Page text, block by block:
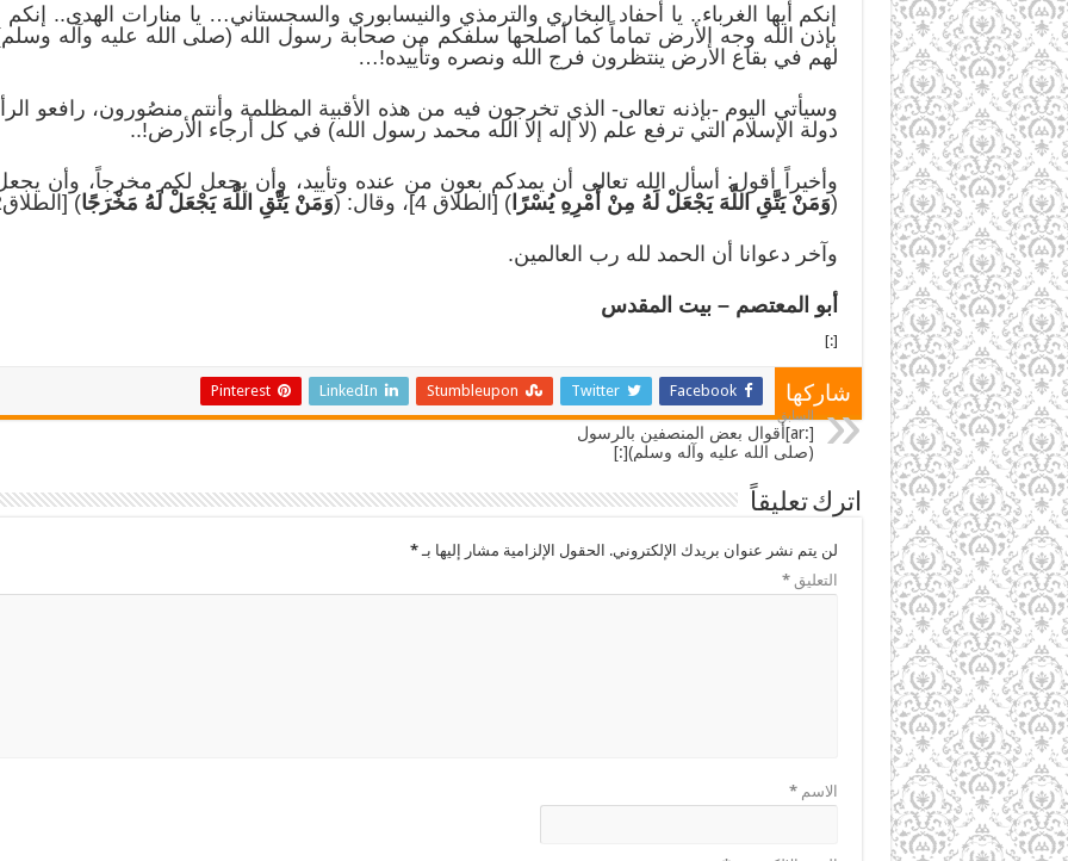
إنكم أيها الغرباء.. يا أحفاد البخاري والترمذي والنيسابوري والسجستاني… يا منارات الهدى..
بإذن الله وجه الأرض تماماً كما أصلحها سلفكم من صحابة رسول الله (صلى الله عليه وآله
لهم في بقاع الأرض ينتظرون فرج الله ونصره وتأييده!…
وسيأتي اليوم -بإذنه تعالى- الذي تخرجون فيه من هذه الأقبية المظلمة وأنتم منصُورون، رافعو
دولة الإسلام التي ترفع علم (لا إله إلا الله محمد رسول الله) في كل أرجاء الأرض!..
وأخيراً أقول: أسأل الله تعالى أن يمدكم بعون من عنده وتأييد، وأن يجعل لكم مخرجاً، وأن
(وَمَنْ يَتَّقِ اللَّهَ يَجْعَلْ لَهُ مِنْ أَمْرِهِ يُسْرًا) [الطلاق 4]، وقال: ( وَمَنْ يَتَّقِ اللَّهَ يَجْعَلْ لَهُ مَخْرَجًا) [الطلاق2].
وآخر دعوانا أن الحمد لله رب العالمين.
أبو المعتصم – بيت المقدس
[:]
شاركها Facebook
Twitter
Stumbleupon
LinkedIn
Pinterest
السابق
[:ar]أقوال بعض المنصفين بالرسول
(صلى الله عليه وآله وسلم)[:]
اترك تعليقاً
لن يتم نشر عنوان بريدك الإلكتروني. الحقول الإلزامية مشار إليها بـ*
التعليق*
الاسم*